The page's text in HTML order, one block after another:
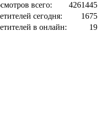
всего:
4261445
сегодня:
1675
в онлайн:
19